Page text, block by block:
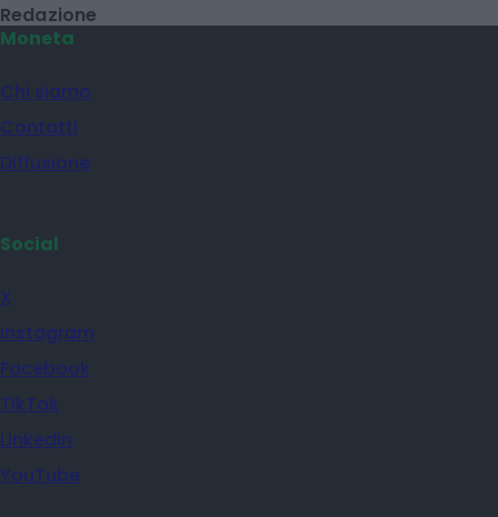
Redazione
Moneta
Chi siamo
Contatti
Diffusione
Social
X
Instagram
Facebook
TikTok
Linkedin
YouTube